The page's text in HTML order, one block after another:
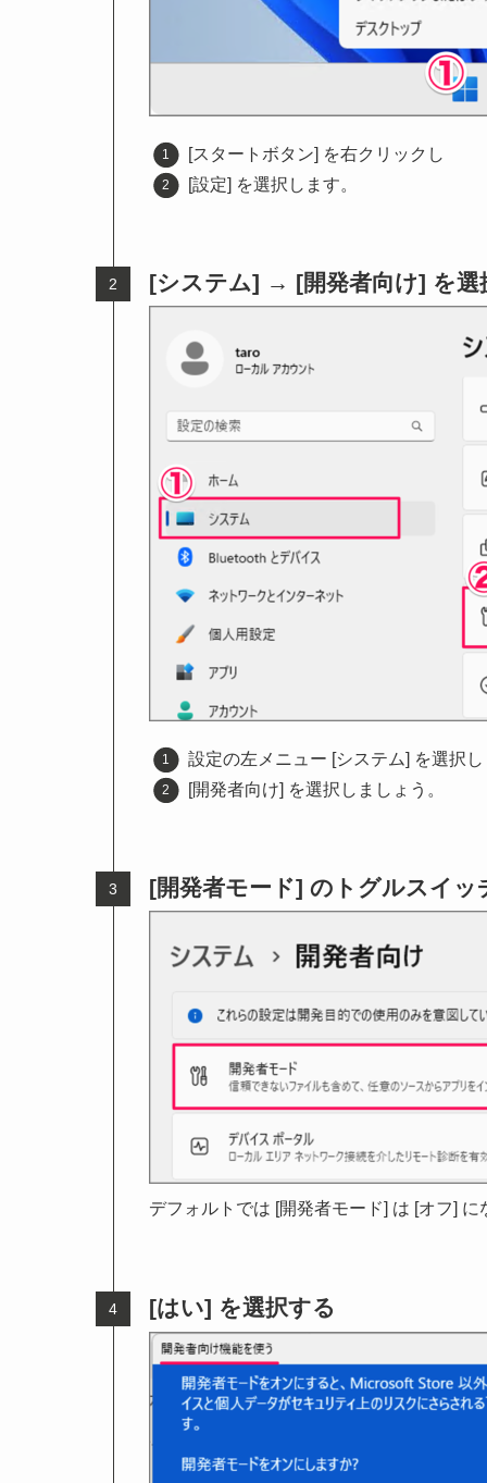
[スタートボタン] を右クリックし
[設定] を選択します。
[システム] → [開発者向け] を選
設定の左メニュー [システム] を選択し
[開発者向け] を選択しましょう。
[開発者モード] のトグルスイ
デフォルトでは [開発者モード] は [オフ]
[はい] を選択する